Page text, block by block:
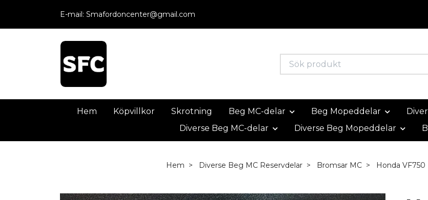
E-mail: Smafordoncenter@gmail.com
Hem Köpvillkor Skrotning Beg MC-delar Beg Mopeddelar
Diverse Beg MC-delar
Diverse Beg Mopeddelar
Hem Diverse Beg MC Reservdelar Bromsar MC Honda